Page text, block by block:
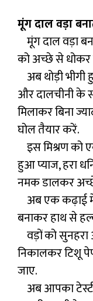
मूंग दाल वड़ा
मूंग दाल वड़ा
को अच्छे से
अब थोड़ी
और दालचीनी के
मिलाकर बिना
घोल तैयार करें.
इस मिश्रण को
हुआ प्याज, हरा
नमक डालकर
अब एक कढ़ाई
बनाकर हाथ से
वड़ों को
निकालकर टिशू
जाए.
अब आपका टेस्टी